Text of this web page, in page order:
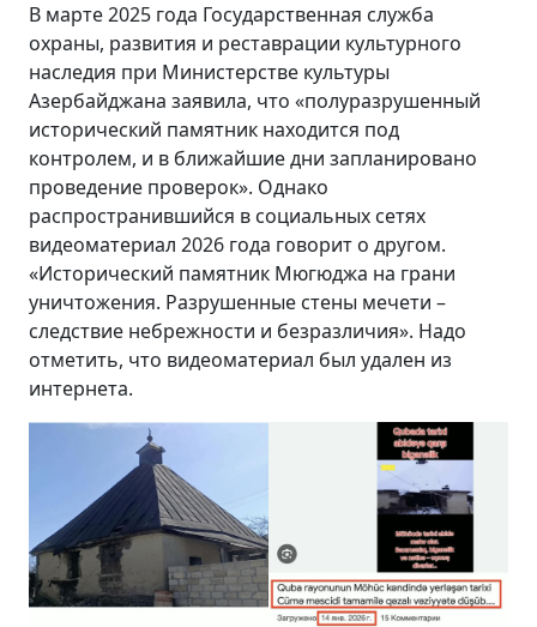
В марте 2025 года Государственная служба
охраны, развития и реставрации культурного
наследия при Министерстве культуры
Азербайджана заявила, что «полуразрушенный
исторический памятник находится под
контролем, и в ближайшие дни запланировано
проведение проверок». Однако
распространившийся в социальных сетях
видеоматериал 2026 года говорит о другом.
«Исторический памятник Мюгюджа на грани
уничтожения. Разрушенные стены мечети –
следствие небрежности и безразличия». Надо
отметить, что видеоматериал был удален из
интернета.